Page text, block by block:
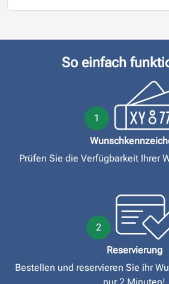
So einfach
1
Prüfen Sie die Verfügbarkeit Ihrer
2
Reservierung
Bestellen und reservieren Sie ihr